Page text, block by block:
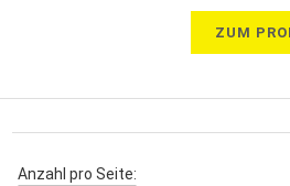
ZUM
Anzahl pro Seite: